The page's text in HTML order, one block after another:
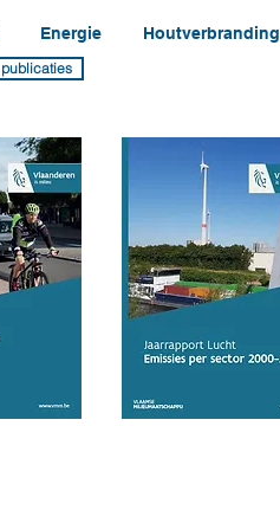
Energie Houtverbranding